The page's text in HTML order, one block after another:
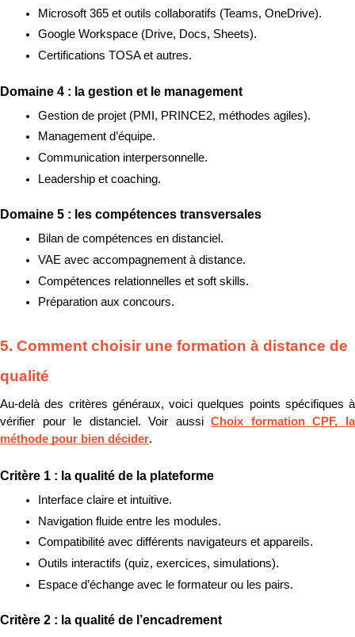
Microsoft 365 et outils collaboratifs (Teams, OneDrive).
Google Workspace (Drive, Docs, Sheets).
Certifications TOSA et autres.
Domaine 4 : la gestion et le management
Gestion de projet (PMI, PRINCE2, méthodes agiles).
Management d’équipe.
Communication interpersonnelle.
Leadership et coaching.
Domaine 5 : les compétences transversales
Bilan de compétences en distanciel.
VAE avec accompagnement à distance.
Compétences relationnelles et soft skills.
Préparation aux concours.
5. Comment choisir une formation à distance de
qualité
Au-delà des critères généraux, voici quelques points spécifiques à
vérifier pour le distanciel. Voir aussi Choix formation CPF, la
méthode pour bien décider.
Critère 1 : la qualité de la plateforme
Interface claire et intuitive.
Navigation fluide entre les modules.
Compatibilité avec différents navigateurs et appareils.
Outils interactifs (quiz, exercices, simulations).
Espace d’échange avec le formateur ou les pairs.
Critère 2 : la qualité de l’encadrement